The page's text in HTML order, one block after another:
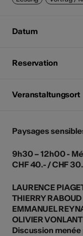
Datum
Reservation
Veranstaltungsort
Paysages
9h30 – 12h00 -
CHF 40.- / CHF
LAURENCE
THIERRY RABOUD
EMMANUEL
OLIVIER
Discussion menée